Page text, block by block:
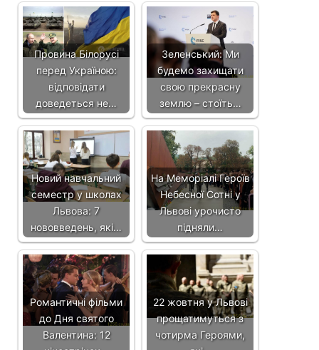
Провина Білорусі
перед Україною:
відповідати
доведеться не…
Зеленський: Ми
будемо захищати
свою прекрасну
землю – стоїть…
Новий навчальний
семестр у школах
Львова: 7
нововведень, які…
На Меморіалі Героїв
Небесної Сотні у
Львові урочисто
підняли…
Романтичні фільми
до Дня святого
Валентина: 12
22 жовтня у Львові
прощатимуться з
чотирма Героями,